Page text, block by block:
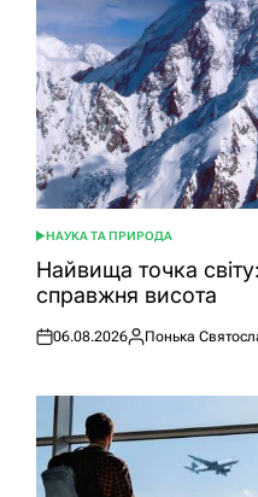
ОПУБЛІКУВАТИ
У
НАУКА ТА ПРИРОДА
Найвища точка
справжня висота
Оприлюднено
06.08.2026
Опубліковано
Понька